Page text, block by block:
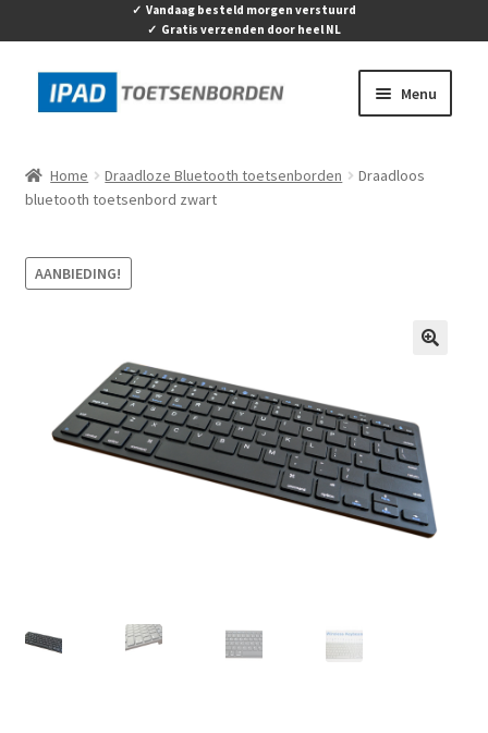
✓ Vandaag besteld morgen verstuurd
✓ Gratis verzenden door heel NL
door
navigatie
naar
inhoud
Menu
Apple
Tablets & Accessoires
Home Draadloze Bluetooth toetsenborden
Draadloos
bluetooth toetsenbord zwart
AANBIEDING!